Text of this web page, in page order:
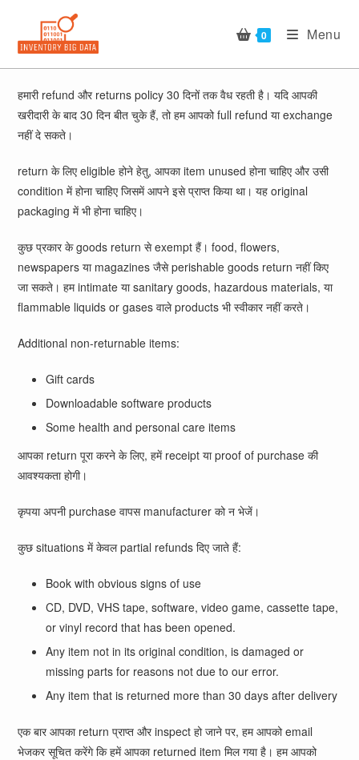
content
0 Menu
हमारी refund और returns policy 30 दिनों तक वैध रहती है। यदि आपकी
खरीदारी के बाद 30 दिन बीत चुके हैं, तो हम आपको full refund या exchange
नहीं दे सकते।
return के लिए eligible होने हेतु, आपका item unused होना चाहिए और उसी
condition में होना चाहिए जिसमें आपने इसे प्राप्त किया था। यह original
packaging में भी होना चाहिए।
कुछ प्रकार के goods return से exempt हैं। food, flowers,
newspapers या magazines जैसे perishable goods return नहीं किए
जा सकते। हम intimate या sanitary goods, hazardous materials, या
flammable liquids or gases वाले products भी स्वीकार नहीं करते।
Additional non-returnable items:
Gift cards
Downloadable software products
Some health and personal care items
आपका return पूरा करने के लिए, हमें receipt या proof of purchase की
आवश्यकता होगी।
कृपया अपनी purchase वापस manufacturer को न भेजें।
कुछ situations में केवल partial refunds दिए जाते हैं:
Book with obvious signs of use
CD, DVD, VHS tape, software, video game, cassette tape,
or vinyl record that has been opened.
Any item not in its original condition, is damaged or
missing parts for reasons not due to our error.
Any item that is returned more than 30 days after delivery
एक बार आपका return प्राप्त और inspect हो जाने पर, हम आपको email
भेजकर सूचित करेंगे कि हमें आपका returned item मिल गया है। हम आपको